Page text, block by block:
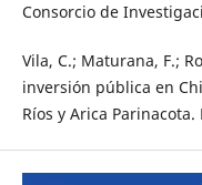
Consorcio de
Vila, C.; Maturana, F.;
inversión pública en
Ríos y Arica Parinacota.